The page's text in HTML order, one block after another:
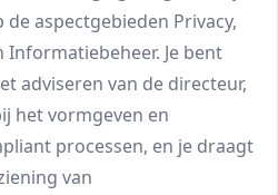
aspectgebieden Privacy,
Je bent
adviseren van de directeur,
het vormgeven en
processen, en je draagt
van